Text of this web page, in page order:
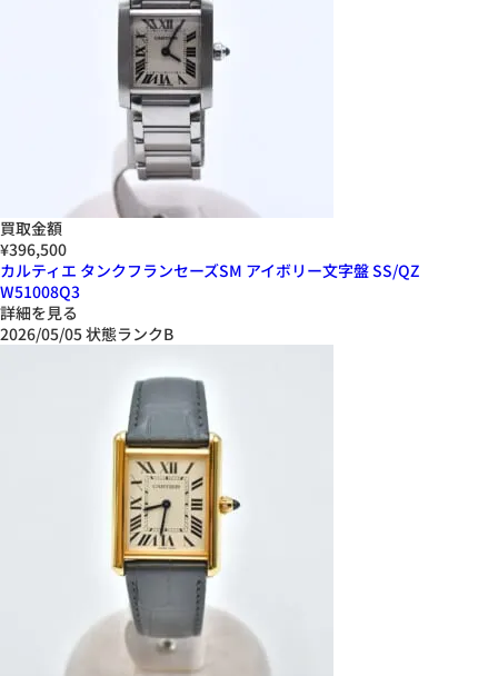
買取金額
¥396,500
カルティエ タンクフランセーズSM アイボリー文字盤 SS/QZ
W51008Q3
詳細を見る
2026/05/05状態ランクB